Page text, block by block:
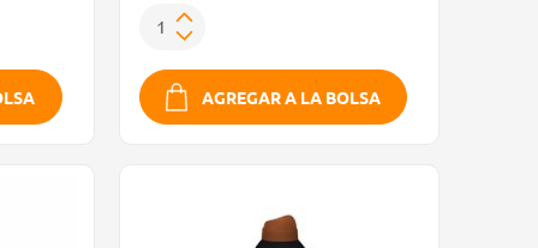
AGREGAR A LA BOLSA